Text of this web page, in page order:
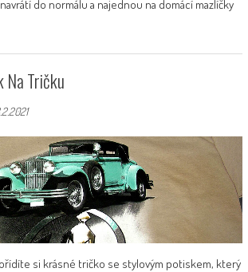
do normálu a najednou na domácí mazlíčky
Na Tričku
si krásné tričko se stylovým potiskem, který